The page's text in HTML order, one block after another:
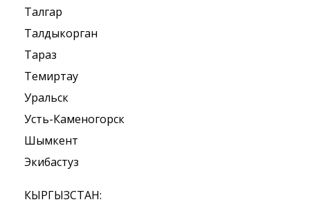
Талгар
Талдыкорган
Тараз
Темиртау
Уральск
Усть-Каменогорск
Шымкент
Экибастуз
КЫРГЫЗСТАН: